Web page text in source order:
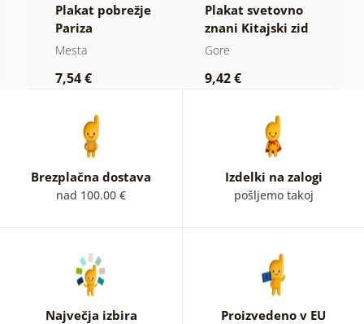
Plakat pobrežje
Pariza
Mesta
7,54 €
Plakat svetovno
znani Kitajski zid
Gore
9,42 €
Brezplačna dostava
nad 100.00 €
Izdelki na zalogi
pošljemo takoj
Največja izbira Proizvedeno v EU